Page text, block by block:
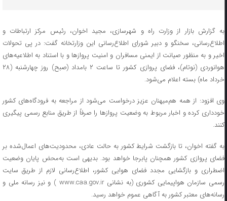
به گزارش بازار از وزارت راه و شهرسازی، مجید اخوان، رئیس مرکز ارتباطات و
اطلاع‌رسانی، سخنگو و دبیر شورای اطلاع‌رسانی این وزارتخانه گفت: در پی تحولات
اخیر و به ‌منظور صیانت از ایمنی مسافران و امنیت پروازها و با استناد به اطلاعیه‌های
هوانوردی (نوتام)، فضای پروازی کشور تا ساعت ۲ بامداد (صبح) روز چهارشنبه (۲۸
خرداد ماه) بسته اعلام می‌شود.
وی افزود: از همه هم‌میهنان عزیز درخواست می‌شود از مراجعه به فرودگاه‌های کشور
خودداری کرده و اخبار مربوط به وضعیت پروازها را صرفاً از طریق منابع رسمی پیگیری
کنند.
به گفته اخوان، تا بازگشت شرایط کشور به حالت عادی، محدودیت‌های اعمال‌شده بر
فضای پروازی کشور همچنان پابرجا خواهد بود. بدیهی است به‌محض پایان وضعیت
اضطراری و بازگشایی مجدد فضای هوایی کشور، اطلاع‌رسانی لازم از طریق سایت
رسمی سازمان هواپیمایی کشوری (به نشانی www.caa.gov.ir ) و نیز رسانه ملی و
رسانه‌های معتبر کشور به آگاهی عموم خواهد رسید.